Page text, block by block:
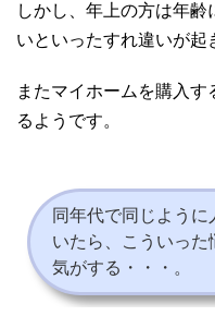
しかし、年上の方は年
いといったすれ違いが起
またマイホームを購入
るようです。
同年代で同じよう
いたら、こういった
気がする・・・。